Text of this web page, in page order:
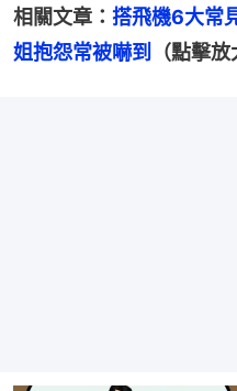
相關文章： 搭飛機6大常
姐抱怨常被嚇到
（點擊